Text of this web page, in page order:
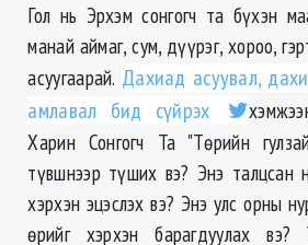
Гол нь Эрхэм сонгогч та бүхэн
манай аймаг, сум, дүүрэг, хороо,
асуугаарай. Дахиад асуувал,
амлавал бид сүйрэх
Харин Сонгогч Та "Төрийн
түвшнээр түших вэ? Энэ талцсан
хэрхэн эцэслэх вэ? Энэ улс орны
өрийг хэрхэн барагдуулах